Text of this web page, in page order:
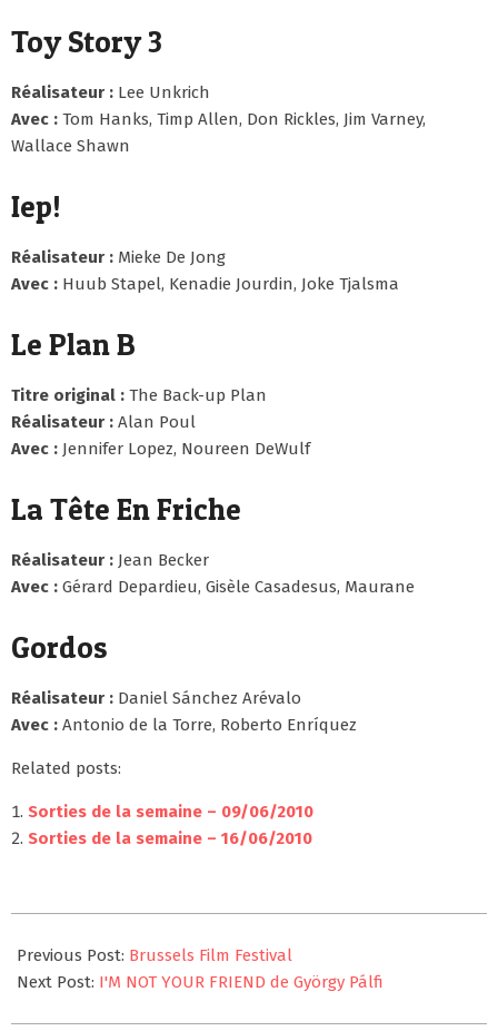
Toy Story 3
Réalisateur : Lee Unkrich
Avec : Tom Hanks, Timp Allen, Don Rickles, Jim Varney,
Wallace Shawn
Iep!
Réalisateur : Mieke De Jong
Avec : Huub Stapel, Kenadie Jourdin, Joke Tjalsma
Le Plan B
Titre original : The Back-up Plan
Réalisateur : Alan Poul
Avec : Jennifer Lopez, Noureen DeWulf
La Tête En Friche
Réalisateur : Jean Becker
Avec : Gérard Depardieu, Gisèle Casadesus, Maurane
Gordos
Réalisateur : Daniel Sánchez Arévalo
Avec : Antonio de la Torre, Roberto Enríquez
Related posts:
Sorties de la semaine – 09/06/2010
Sorties de la semaine – 16/06/2010
06-
22
Previous Post: Brussels Film Festival
Next Post: I'M NOT YOUR FRIEND de György Pálfi